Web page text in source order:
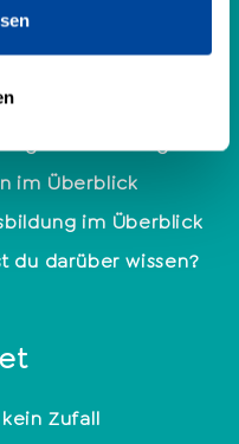
im Überblick
im Überblick
du darüber wissen?
Zufall